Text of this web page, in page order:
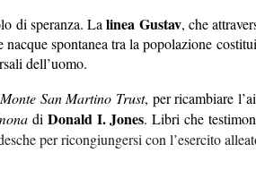
di speranza. Lalinea Gustav, che
spontanea tra la popolazione
dell’uomo.
Monte San Martino Trust, per ricambiare
di Donald I. Jones. Libri che
per ricongiungersi con l’esercito